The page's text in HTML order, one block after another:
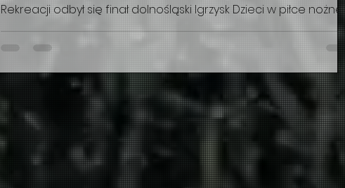
Rekreacji odbył się finał dolnośląski Igrzysk Dzieci w piłce nożnej
Jelenia Góra, SP Żmigród oraz nasza drużyna z SP 6 Świdnica o
IgnerHome Polonii Świdnica. Turniej dostarczył wielu emocji. W
pierwszym meczu nasi zawodnicy zremisowali z SP 11 Jelenia
Góra 0:0, a o końcowym triumfie miał zdec